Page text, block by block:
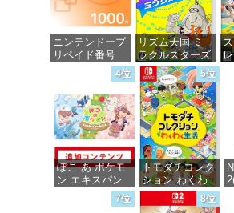
ニンテンドープ
リペイド番号
1000円|オンラ
インコード版
価格：¥1,000
リズム天国 ミ
ラクルスターズ
-Switch
価格：¥5,645
4位
ぽこ あ ポケモ
ン エキスパン
ションパス|オン
ラインコード版
5位
トモダチコレク
ション わくわ
く生活 -Switch
7位 8位